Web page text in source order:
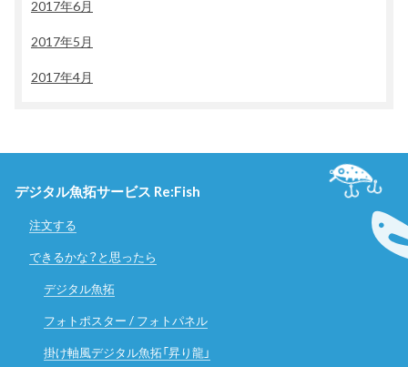
2017年6月
2017年5月
2017年4月
デジタル魚拓サービス Re:Fish
注文する
できるかな？と思ったら
デジタル魚拓
フォトポスター / フォトパネル
掛け軸風デジタル魚拓「昇り龍」